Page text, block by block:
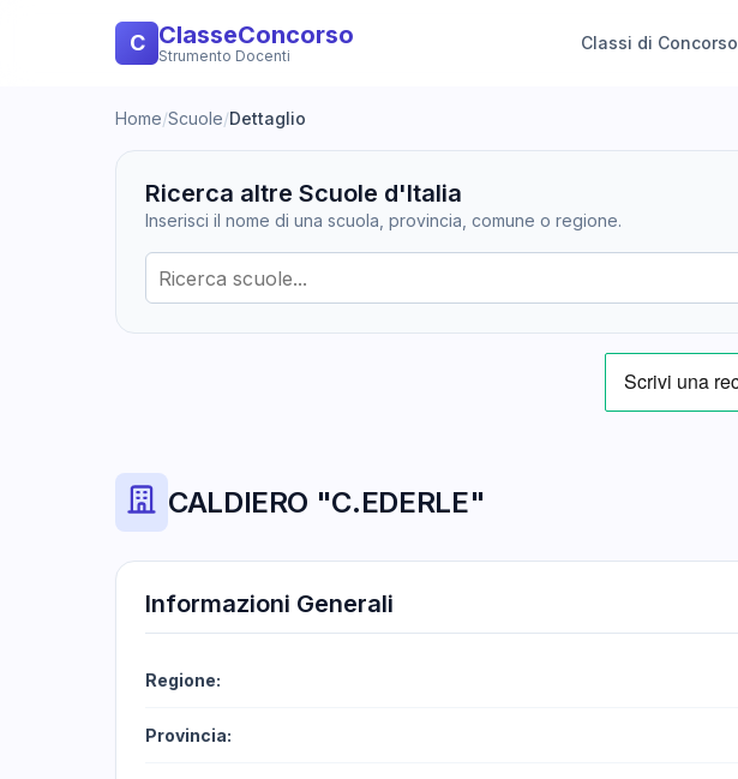
C ClasseConcorso
Strumento Docenti
Classi di Concorso
Home/Scuole/Dettaglio
Ricerca altre Scuole d'Italia
Inserisci il nome di una scuola, provincia, comune o regione.
CALDIERO "C.EDERLE"
Informazioni Generali
Regione:
Provincia: